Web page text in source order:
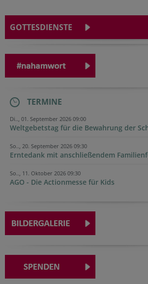
GOTTESDIENSTE
TERMINE
Di.., 01. September 2026 09:00
Weltgebetstag für die Bewahrung der
So.., 20. September 2026 09:30
Erntedank mit anschließendem
So.., 11. Oktober 2026 09:30
AGO - Die Actionmesse für Kids